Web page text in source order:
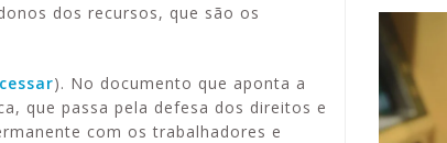
dos recursos, que são os
). No documento que aponta a
que passa pela defesa dos direitos e
com os trabalhadores e